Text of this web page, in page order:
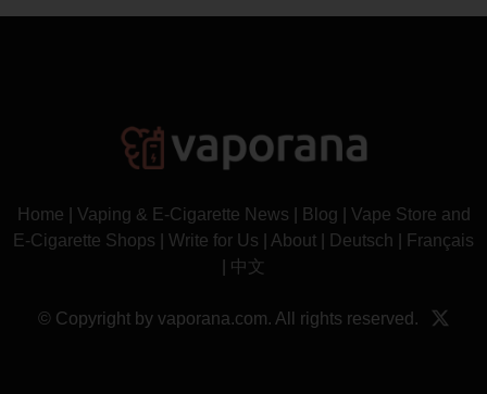
Home Vaping & E-Cigarette News Blog
Vape Store and
E-Cigarette Shops
Write for Us About Deutsch
Français
中文
© Copyright by vaporana.com. All rights reserved.